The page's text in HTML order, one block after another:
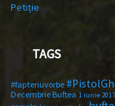
Petiție
TAGS
#faptenuvorbe
Decembrie Buftea 1 iunie 2017